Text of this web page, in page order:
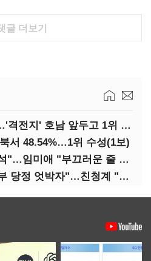
글 더보기
김민석 누적 46.01%…'격전지' 호남 앞두고 1위 지켰다(2보)
서 48.54%…1위 수성(1보)
최민희 "골리앗 김민석"…임미애 "부끄러운 줄 알아야"
친명계 "정청래 지도부 당정 엇박자"…친청계 "신천지 오물 폭탄"